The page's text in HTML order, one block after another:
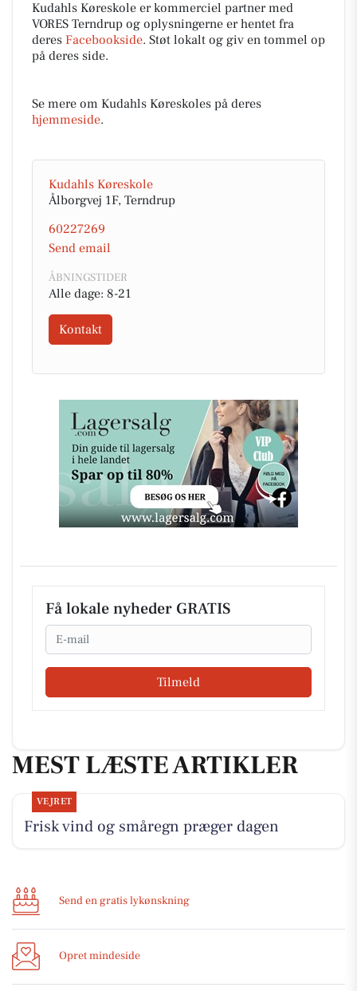
Kudahls Køreskole er kommerciel partner med
VORES Terndrup og oplysningerne er hentet fra
deres Facebookside. Støt lokalt og giv en tommel op
på deres side.
Se mere om Kudahls Køreskoles på deres
hjemmeside.
Kudahls Køreskole
Ålborgvej 1F, Terndrup
60227269
Send email
ÅBNINGSTIDER
Alle dage: 8-21
Kontakt
Få lokale nyheder GRATIS
Email
Tilmeld
MEST LÆSTE ARTIKLER
VEJRET
Frisk vind og småregn præger dagen
Send en gratis lykønskning
Opret mindeside